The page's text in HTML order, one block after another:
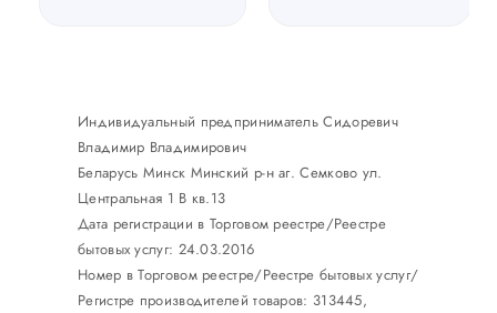
Индивидуальный предприниматель Сидоревич
Владимир Владимирович
Беларусь Минск Минский р-н аг. Семково ул.
Центральная 1 В кв.13
Дата регистрации в Торговом реестре/Реестре
бытовых услуг: 24.03.2016
Номер в Торговом реестре/Реестре бытовых услуг/
Регистре производителей товаров: 313445,